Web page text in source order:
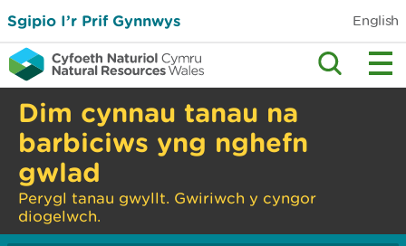
Sgipio I’r Prif Gynnwys English
Dim cynnau tanau na
barbiciws yng nghefn
gwlad
Perygl tanau gwyllt. Gwiriwch y cyngor
diogelwch.